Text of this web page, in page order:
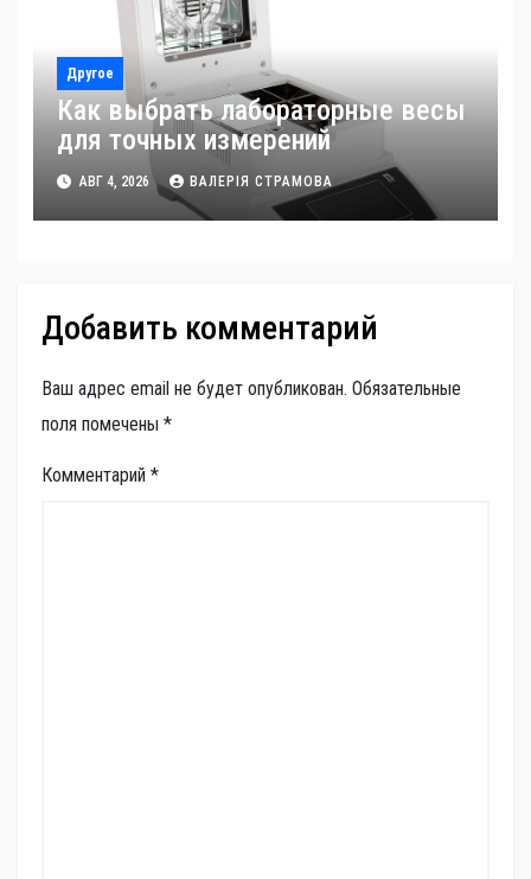
Другое
Как выбрать лабораторные весы
для точных измерений
АВГ 4, 2026 ВАЛЕРІЯ СТРАМОВА
Добавить комментарий
Ваш адрес email не будет опубликован. Обязательные
поля помечены *
Комментарий *